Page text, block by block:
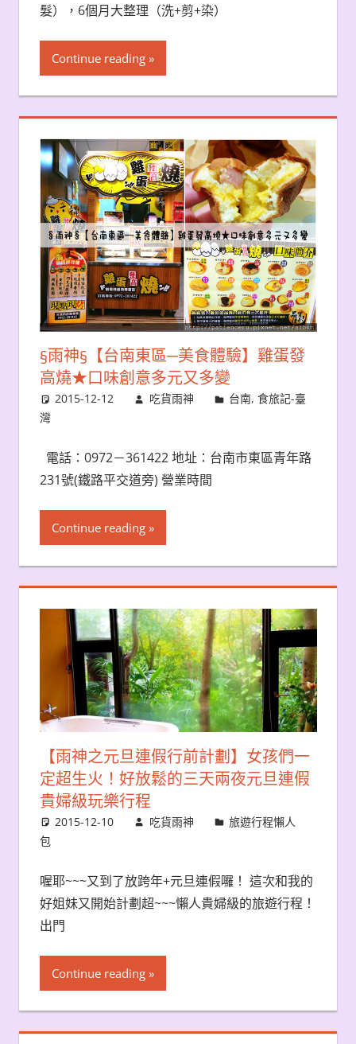
髮），6個月大整理（洗+剪+染）
Continue reading
§雨神§【台南東區─美食體驗】雞蛋發
高燒★口味創意多元又多變
2015-12-12 吃貨雨神 台南,食旅記-臺
灣
電話：0972－361422 地址：台南市東區青年路
231號(鐵路平交道旁) 營業時間
Continue reading
【雨神之元旦連假行前計劃】女孩們一
定超生火！好放鬆的三天兩夜元旦連假
貴婦級玩樂行程
2015-12-10 吃貨雨神
旅遊行程懶人
包
喔耶~~~又到了放跨年+元旦連假囉！ 這次和我的
好姐妹又開始計劃超~~~懶人貴婦級的旅遊行程！
出門
Continue reading